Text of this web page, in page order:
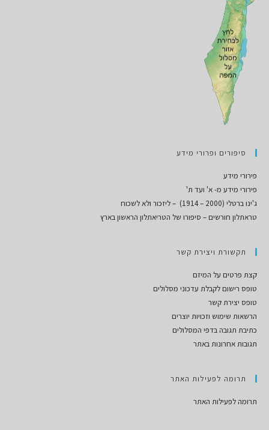
סיפורים ופרורי מידע
פירורי מידע
פירורי מידע מ- א' ועד ת'
ג'ינו ברטלי (2000 – 1914) – ליזכור ולא לשכוח
טראתלון חורשים – סיפורו של הטריאתלון הראשון בארץ
תקשורת ויצירת קשר
קצת פרטים על המיזם
טופס רישום לקבלת עדכוני מסלולים
טופס יצירת קשר
הרשאות שימוש וזכויות יוצרים
כתיבת תגובה בדפי המסלולים
תגובות אחרונות באתר
תרומה לפעילות האתר
תרומה לפעילות האתר